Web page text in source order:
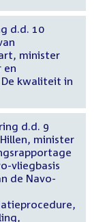
d.d. 10
minister
en
kwaliteit in
d.d. 9
minister
vliegbasis
de Navo-